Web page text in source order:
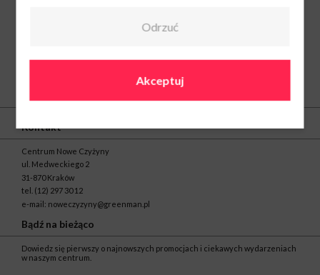
Kontakt
Centrum Nowe Czyżyny
ul. Medweckiego 2
31-870 Kraków
tel. (12) 297 30 12
e-mail: noweczyzyny@greenman.pl
Bądź na bieżąco
Dowiedz się pierwszy o najnowszych promocjach i ciekawych wydarzeniach
w naszym centrum.
Odrzuć
Akceptuj